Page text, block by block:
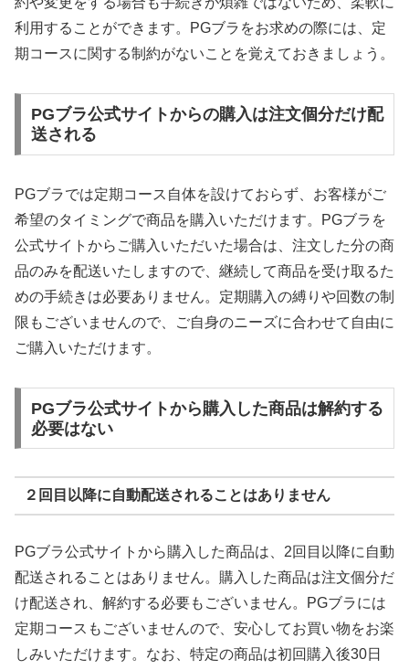
利用することができます。PGブラをお求めの際には、定
期コースに関する制約がないことを覚えておきましょう。
PGブラ公式サイトからの購入は注文個分だけ配
送される
PGブラでは定期コース自体を設けておらず、お客様がご
希望のタイミングで商品を購入いただけます。PGブラを
公式サイトからご購入いただいた場合は、注文した分の商
品のみを配送いたしますので、継続して商品を受け取るた
めの手続きは必要ありません。定期購入の縛りや回数の制
限もございませんので、ご自身のニーズに合わせて自由に
ご購入いただけます。
PGブラ公式サイトから購入した商品は解約する
必要はない
２回目以降に自動配送されることはありません
PGブラ公式サイトから購入した商品は、2回目以降に自動
配送されることはありません。購入した商品は注文個分だ
け配送され、解約する必要もございません。PGブラには
定期コースもございませんので、安心してお買い物をお楽
しみいただけます。なお、特定の商品は初回購入後30日